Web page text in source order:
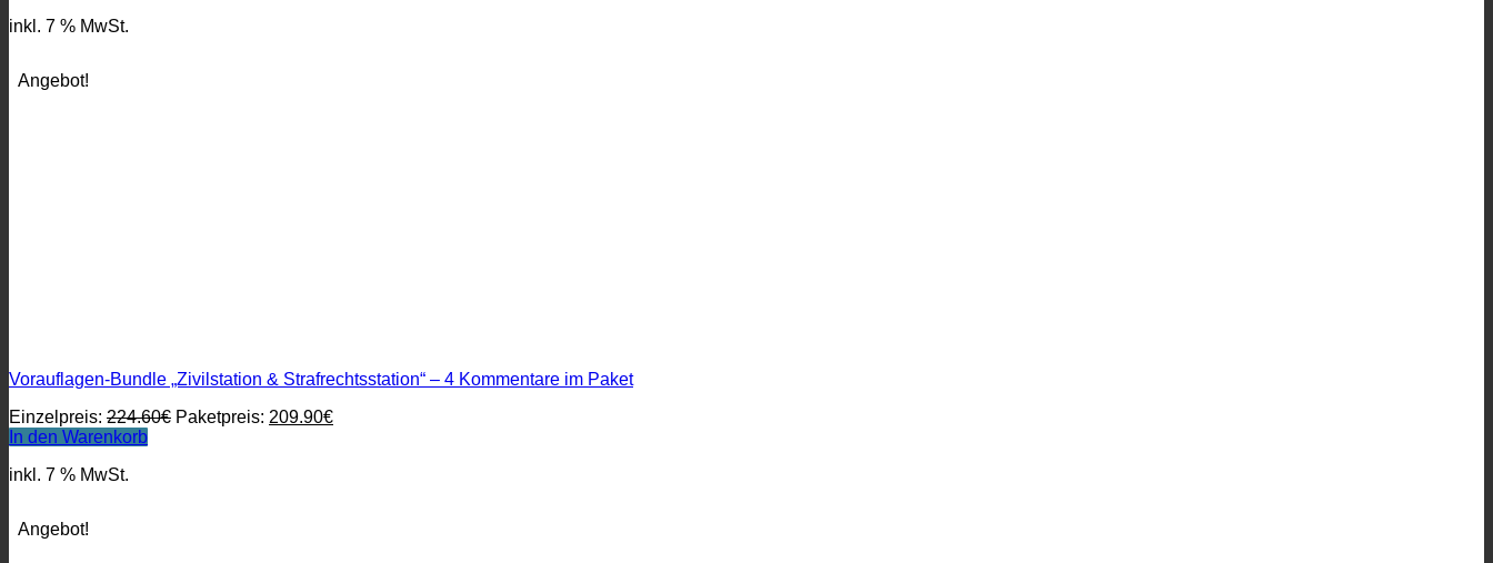
inkl. 7 % MwSt.
Angebot!
Vorauflagen-Bundle „Zivilstation & Strafrechtsstation“ – 4 Kommentare im Paket
Einzelpreis: 224.60€ Ursprünglicher
Paketpreis: 209.90€Aktueller
In den Warenkorb
inkl. 7 % MwSt.
Angebot!